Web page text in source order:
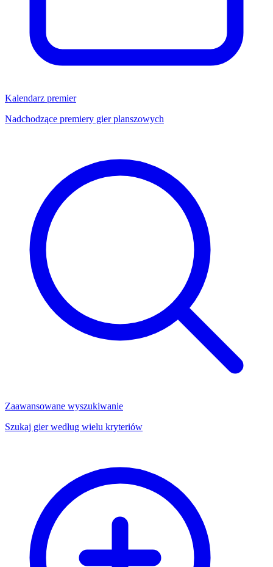
Kalendarz premier
Nadchodzące premiery gier planszowych
Zaawansowane wyszukiwanie
Szukaj gier według wielu kryteriów